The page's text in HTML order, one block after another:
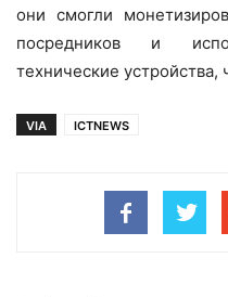
они смогли
посредников и
технические
VIA ICTNEWS